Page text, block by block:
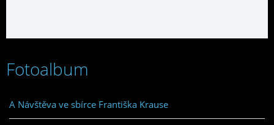
Fotoalbum
A Návštěva ve sbírce Františka Krause